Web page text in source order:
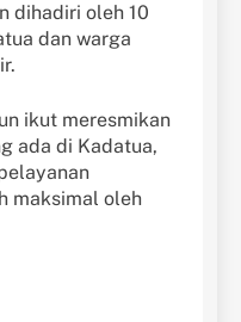
dihadiri oleh 10
dan warga
ikut meresmikan
ada di Kadatua,
maksimal oleh